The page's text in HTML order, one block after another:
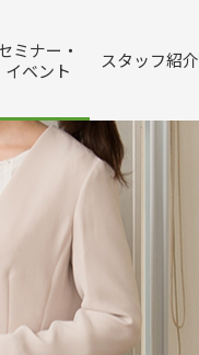
不動産相続
ミナー・
イベント
スタッフ紹介